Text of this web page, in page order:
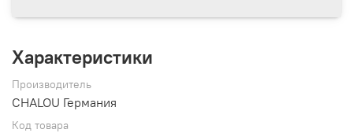
Характеристики
Производитель
CHALOU Германия
Код товара